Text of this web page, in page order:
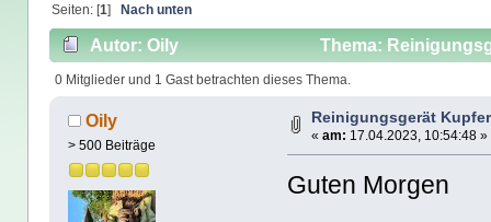
Seiten: [1] Nach unten
Autor: Oily Thema:
0 Mitglieder und 1 Gast betrachten dieses Thema.
Oily
> 500 Beiträge
Reinigungsgerät
« am: 17.04.2023, 10:54:48 »
Guten Morgen